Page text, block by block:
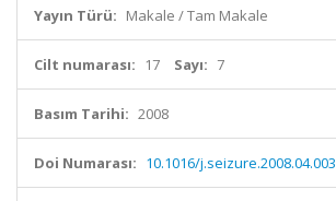
Yayın Türü: Makale / Tam Makale
Cilt numarası: 17 Sayı: 7
Basım Tarihi: 2008
Doi Numarası: 10.1016/j.seizure.2008.04.003